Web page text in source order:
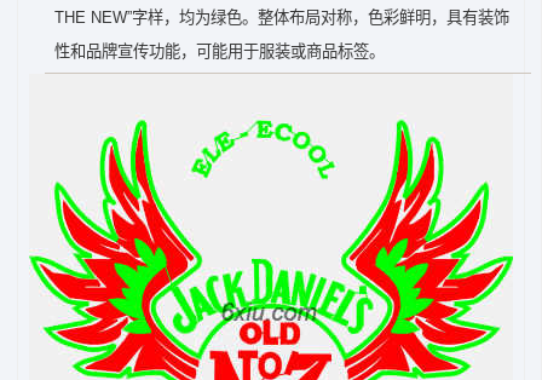
THE NEW”字样，均为绿色。整体布局对称，色彩鲜明，具有装饰
性和品牌宣传功能，可能用于服装或商品标签。